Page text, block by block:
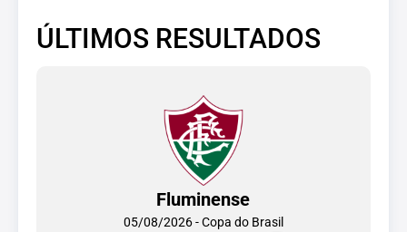
ÚLTIMOS RESULTADOS
Fluminense
05/08/2026 - Copa do Brasil